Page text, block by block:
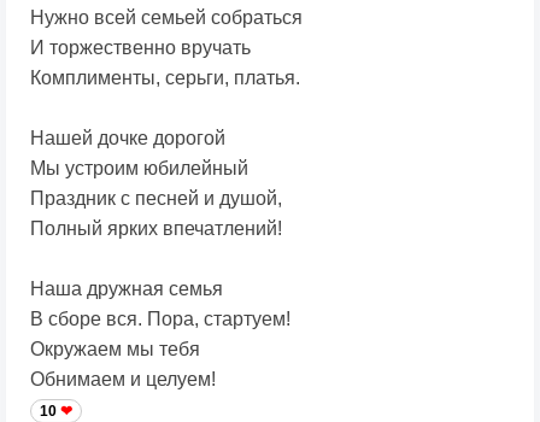
Нужно всей семьей собраться
И торжественно вручать
Комплименты, серьги, платья.
Нашей дочке дорогой
Мы устроим юбилейный
Праздник с песней и душой,
Полный ярких впечатлений!
Наша дружная семья
В сборе вся. Пора, стартуем!
Окружаем мы тебя
Обнимаем и целуем!
10